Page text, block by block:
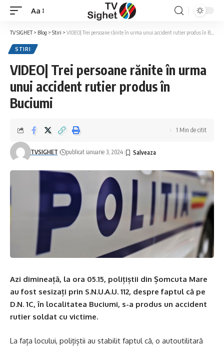
Font
Resizer
Aa
TV SIGHET> Blog > Stiri > VIDEO| Trei persoane rănite în urma unui accident rutier produs în Buciumi
STIRI
VIDEO| Trei persoane rănite în urma
unui accident rutier produs în
Buciumi
TVSIGHET publicat ianuarie 3, 2024
1 Min de citit
Azi dimineață, la ora 05.15, polițiștii din Șomcuta Mare
au fost sesizați prin S.N.U.A.U. 112, despre faptul că pe
D.N. 1C, în localitatea Buciumi, s-a produs un accident
rutier soldat cu victime.
La fața locului, polițiștii au stabilit faptul că, o autoutilitară